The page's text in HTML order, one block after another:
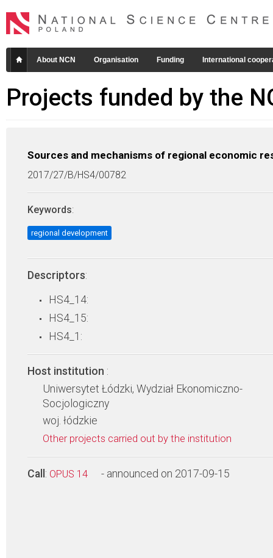
About NCN Organisation Funding International
Projects funded by the
Sources and mechanisms of regional economic
2017/27/B/HS4/00782
Keywords:
regional development
Descriptors:
HS4_14:
HS4_15:
HS4_1:
Host institution :
Uniwersytet Łódzki, Wydział Ekonomiczno-
Socjologiczny
woj. łódzkie
Other projects carried out by the institution
Call : OPUS 14 - announced on 2017-09-15